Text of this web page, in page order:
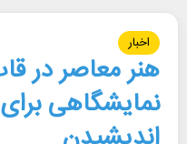
اخبار
هنر معاصر در
نمایشگاهی